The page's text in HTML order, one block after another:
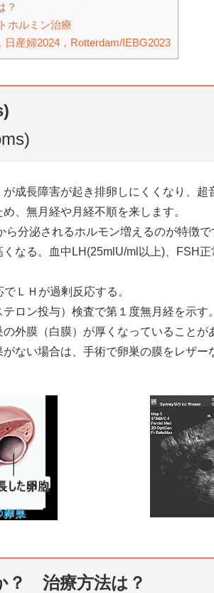
？
ホルミン治療
産婦2024，Rotterdam/IEBG2023
成長障害が起き排卵しにくくなり、超
、無月経や月経不順を来します。
分泌されるホルモン増えるのが特徴で
中LH(25mlU/ml以上)、FSH正
ＬＨが過剰反応する。
）検査で第１度無月経を示す。
外膜（白膜）が厚くなっていることが
ない場合は、手術で卵巣の膜をレザー
？ 治療方法は？